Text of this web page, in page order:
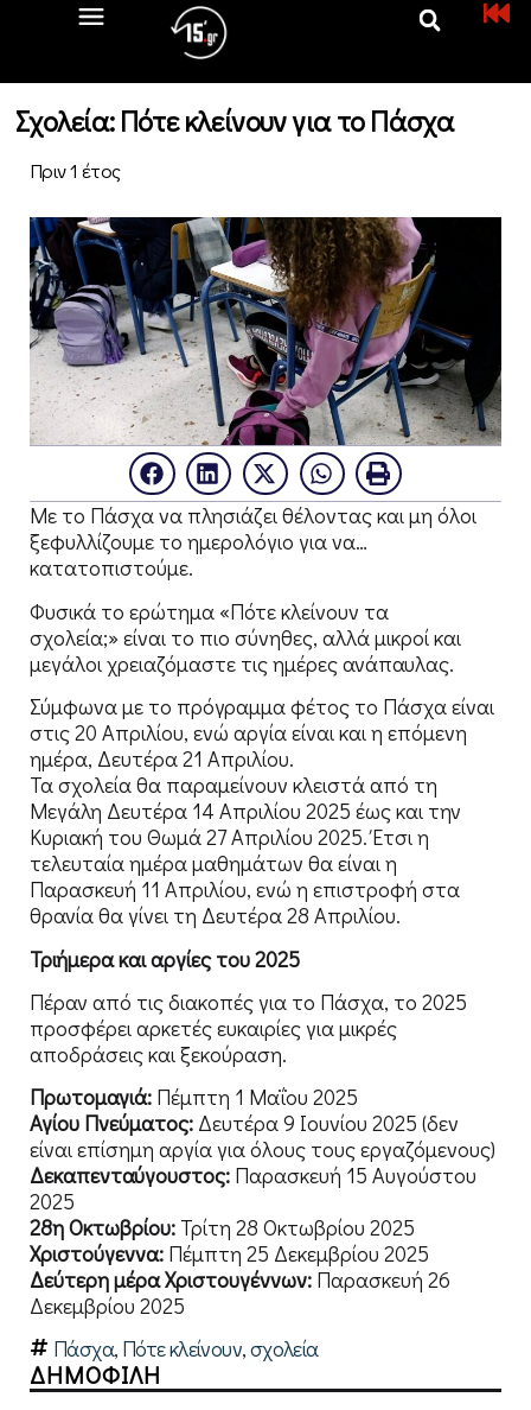
Σχολεία: Πότε κλείνουν για το Πάσχα
Πριν 1 έτος
Με το Πάσχα να πλησιάζει θέλοντας και μη όλοι
ξεφυλλίζουμε το ημερολόγιο για να…
κατατοπιστούμε.
Φυσικά το ερώτημα «Πότε κλείνουν τα
σχολεία;» είναι το πιο σύνηθες, αλλά μικροί και
μεγάλοι χρειαζόμαστε τις ημέρες ανάπαυλας.
Σύμφωνα με το πρόγραμμα φέτος το Πάσχα είναι
στις 20 Απριλίου, ενώ αργία είναι και η επόμενη
ημέρα, Δευτέρα 21 Απριλίου.
Τα σχολεία θα παραμείνουν κλειστά από τη
Μεγάλη Δευτέρα 14 Απριλίου 2025 έως και την
Κυριακή του Θωμά 27 Απριλίου 2025. Έτσι η
τελευταία ημέρα μαθημάτων θα είναι η
Παρασκευή 11 Απριλίου, ενώ η επιστροφή στα
θρανία θα γίνει τη Δευτέρα 28 Απριλίου.
Τριήμερα και αργίες του 2025
Πέραν από τις διακοπές για το Πάσχα, το 2025
προσφέρει αρκετές ευκαιρίες για μικρές
αποδράσεις και ξεκούραση.
Πρωτομαγιά: Πέμπτη 1 Μαΐου 2025
Αγίου Πνεύματος: Δευτέρα 9 Ιουνίου 2025 (δεν
είναι επίσημη αργία για όλους τους εργαζόμενους)
Δεκαπενταύγουστος: Παρασκευή 15 Αυγούστου
2025
28η Οκτωβρίου: Τρίτη 28 Οκτωβρίου 2025
Χριστούγεννα: Πέμπτη 25 Δεκεμβρίου 2025
Δεύτερη μέρα Χριστουγέννων: Παρασκευή 26
Δεκεμβρίου 2025
Πάσχα, Πότε κλείνουν,σχολεία
ΔΗΜΟΦΙΛΗ